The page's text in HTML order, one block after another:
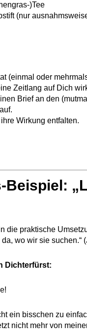
)Tee
(nur
(einmal oder
Zeitlang auf Dich
Brief an den
Wirkung entfalten.
Beispiel:
die praktische
wo wir sie
Dichterfürst:
ein bisschen zu
nicht mehr von